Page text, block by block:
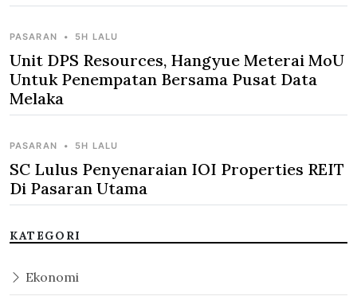
PASARAN • 5H LALU
Unit DPS Resources, Hangyue Meterai MoU
Untuk Penempatan Bersama Pusat Data
Melaka
PASARAN • 5H LALU
SC Lulus Penyenaraian IOI Properties REIT
Di Pasaran Utama
KATEGORI
Ekonomi